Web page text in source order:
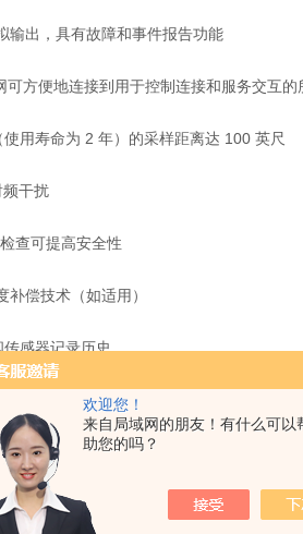
欢迎您！
来自局域网的朋友！有什么可以
助您的吗？
输出，具有故障和事件报告功能
可方便地连接到用于控制连接和服务交互的
用寿命为 2 年）的采样距离达 100 英尺
干扰
查可提高安全性
偿技术（如适用）
感器记录历史
可靠的传感器技术，可探测工厂内的多
气体流速并确保气体探测准确无误。
Midas 气体探测器配有明亮的 LED 灯和
单。